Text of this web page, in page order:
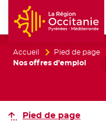
Accueil
Accueil Pied de page
Nos offres d’emploi
Pied de page